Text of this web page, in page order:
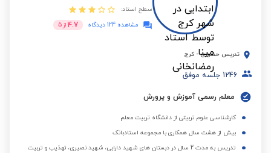
سطح استاد:
مشاهده 124 دیدگاه
4.7 از 5
تدریس حضوری - کرج
1246 جلسه موفق
معلم رسمی آموزش و پرورش
کارشناسی علوم تربیتی از دانشگاه تربیت معلم
بیش از هشت سال همکاری با مجموعه استادبانک
تدریس به مدت 2 سال در دبستان های شهید دارابی، شهید نصیری، تهذیب و تربیت